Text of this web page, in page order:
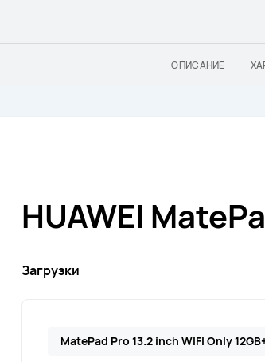
ОПИСАНИЕ
HUAWEI
Загрузки